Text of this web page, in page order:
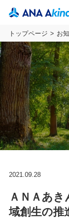
トップページ お
2021.09.28
ＡＮＡあ
域創生の推